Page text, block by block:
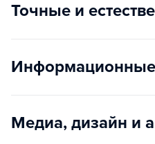
Точные и
Информационные
Медиа, дизайн и